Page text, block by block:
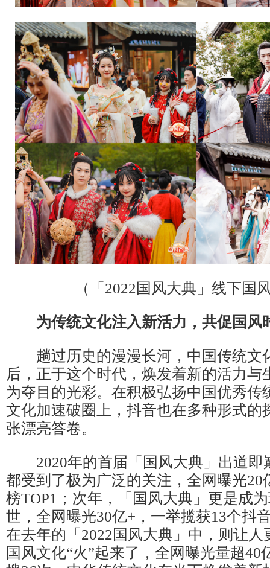
（「2022国风大典」线下国
为传统文化注入新活力，共促国风
趟过历史的漫漫长河，中国传统文
后，正于这个时代，焕发着新的活力与
为夺目的光彩。在积极弘扬中国优秀传
文化加速破圈上，抖音也在多种形式的
张漂亮答卷。
2020年的首届「国风大典」出道即
都受到了极为广泛的关注，全网曝光20
榜TOP1；次年，「国风大典」更是成
世，全网曝光30亿+，一举揽获13个抖
在去年的「2022国风大典」中，则让人
国风文化“火”起来了，全网曝光量超40